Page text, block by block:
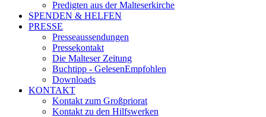
Predigten aus der Malteserkirche
SPENDEN & HELFEN
PRESSE
Presseaussendungen
Pressekontakt
Die Malteser Zeitung
Buchtipp - GelesenEmpfohlen
Downloads
KONTAKT
Kontakt zum Großpriorat
Kontakt zu den Hilfswerken